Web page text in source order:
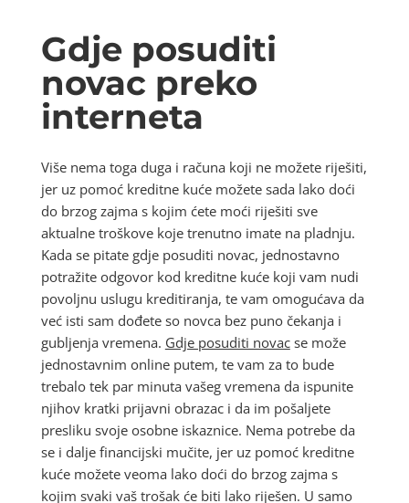
Gdje posuditi
novac preko
interneta
Više nema toga duga i računa koji ne možete riješiti,
jer uz pomoć kreditne kuće možete sada lako doći
do brzog zajma s kojim ćete moći riješiti sve
aktualne troškove koje trenutno imate na pladnju.
Kada se pitate gdje posuditi novac, jednostavno
potražite odgovor kod kreditne kuće koji vam nudi
povoljnu uslugu kreditiranja, te vam omogućava da
već isti sam dođete so novca bez puno čekanja i
gubljenja vremena. Gdje posuditi novacse može
jednostavnim online putem, te vam za to bude
trebalo tek par minuta vašeg vremena da ispunite
njihov kratki prijavni obrazac i da im pošaljete
presliku svoje osobne iskaznice. Nema potrebe da
se i dalje financijski mučite, jer uz pomoć kreditne
kuće možete veoma lako doći do brzog zajma s
kojim svaki vaš trošak će biti lako riješen. U samo